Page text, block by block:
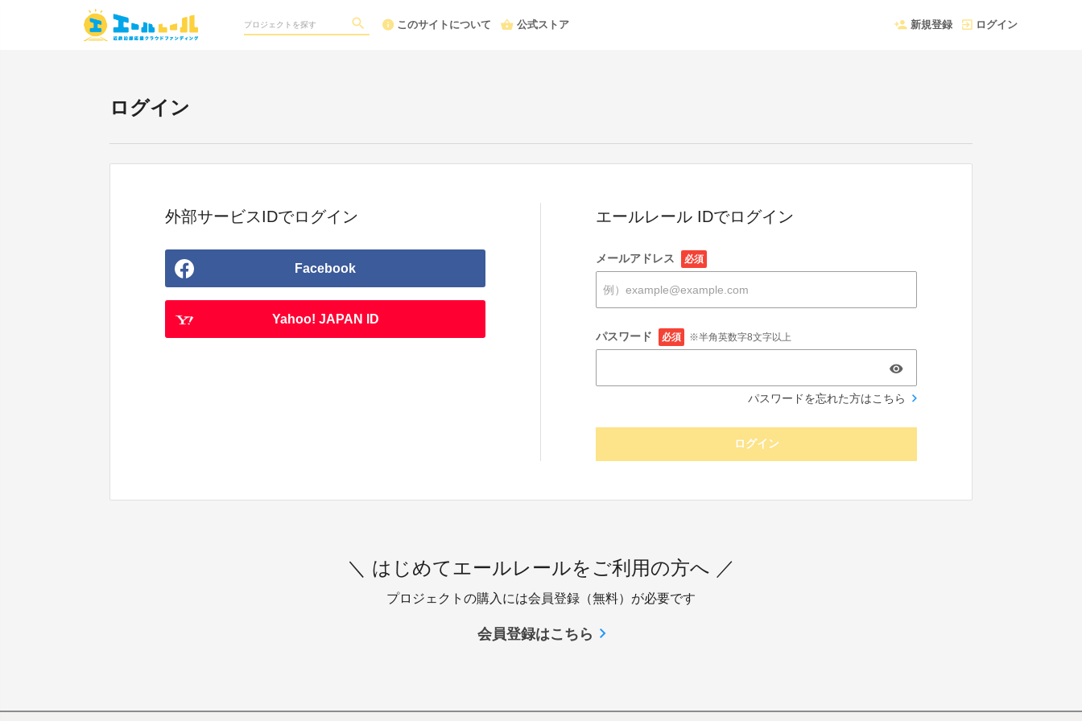
このサイトについて 公式ストア 新規登録 ログイン
ログイン
外部サービスIDでログイン
Facebook
Yahoo! JAPAN ID
エールレール IDでログイン
メールアドレス 必須
パスワード 必須 ※半角英数字8文字以上
パスワードを忘れた方はこちら
ログイン
＼ はじめてエールレールをご利用の方へ ／
プロジェクトの購入には会員登録（無料）が必要です
会員登録はこちら